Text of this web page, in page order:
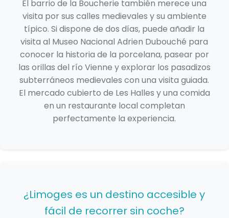
El barrio de la Boucherie también merece una
visita por sus calles medievales y su ambiente
típico. Si dispone de dos días, puede añadir la
visita al Museo Nacional Adrien Dubouché para
conocer la historia de la porcelana, pasear por
las orillas del río Vienne y explorar los pasadizos
subterráneos medievales con una visita guiada.
El mercado cubierto de Les Halles y una comida
en un restaurante local completan
perfectamente la experiencia.
¿Limoges es un destino accesible y
fácil de recorrer sin coche?